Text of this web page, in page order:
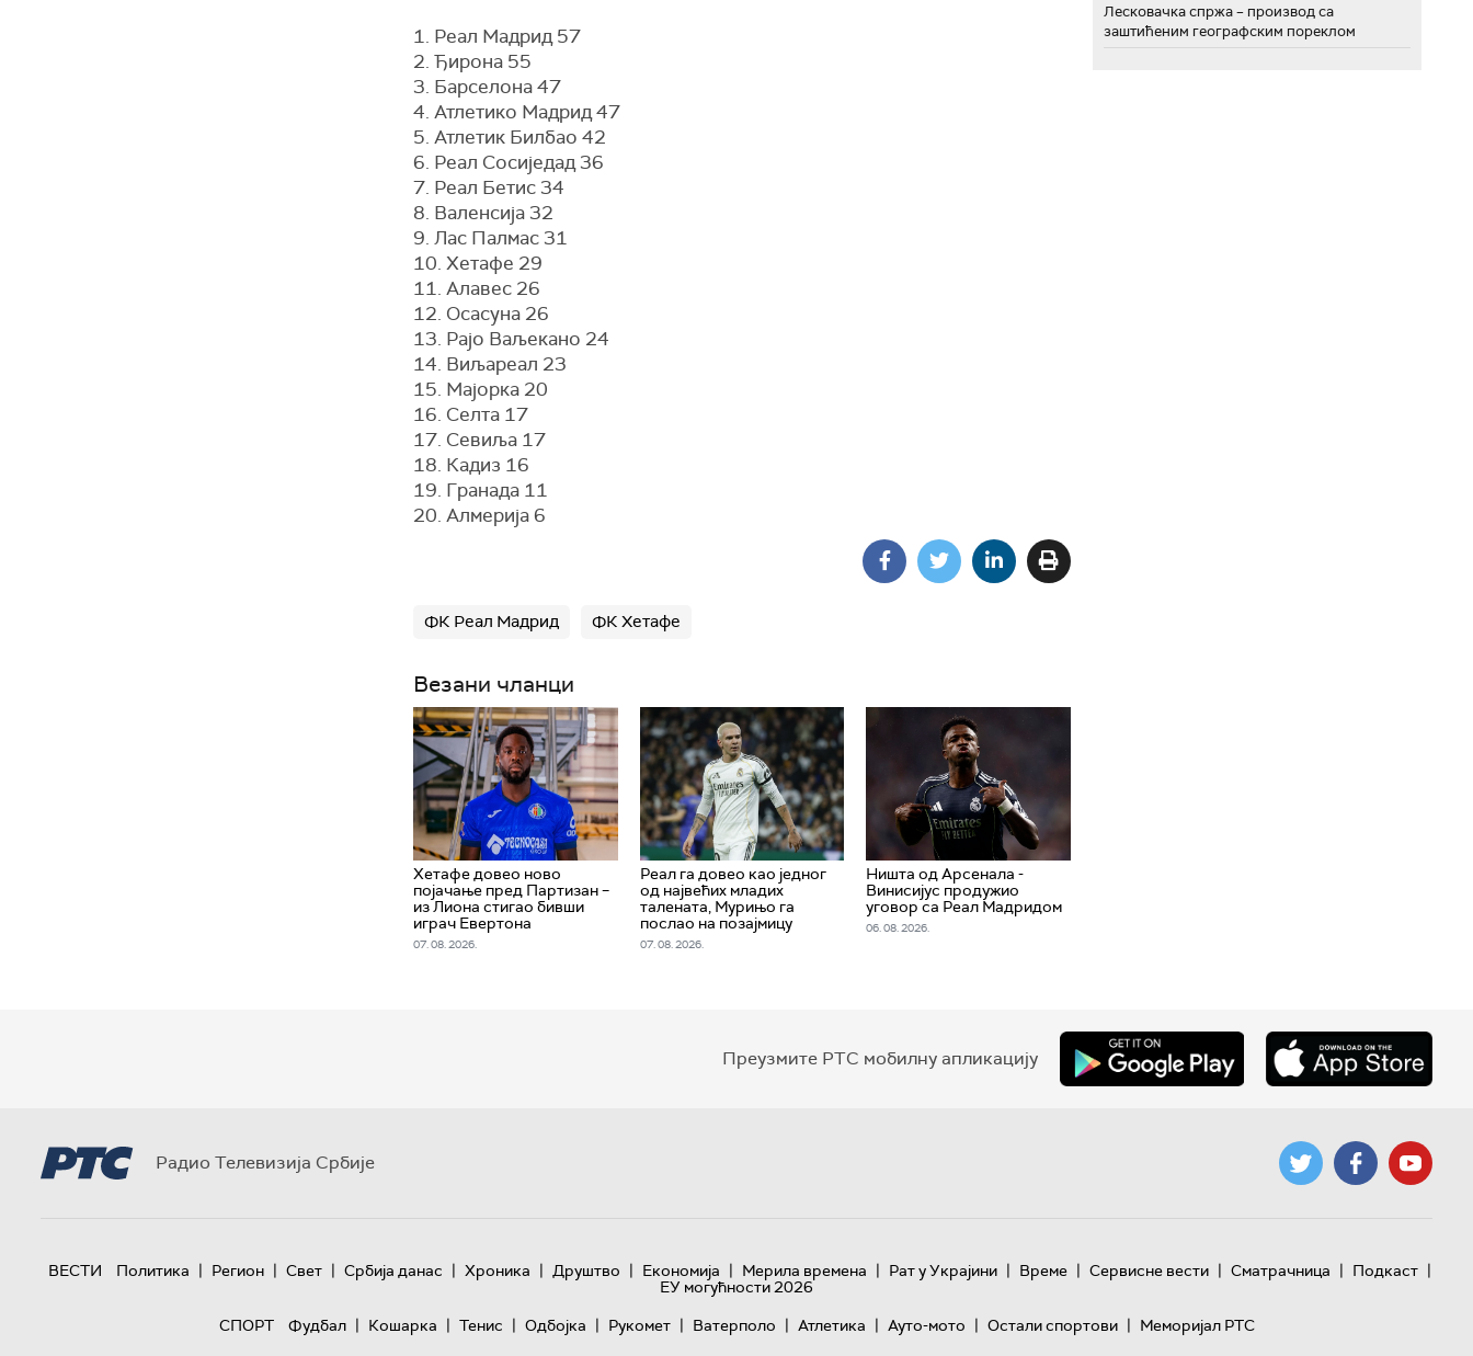
1. Реал Мадрид 57
2. Ђирона 55
3. Барселона 47
4. Атлетико Мадрид 47
5. Атлетик Билбао 42
6. Реал Сосиједад 36
7. Реал Бетис 34
8. Валенсија 32
9. Лас Палмас 31
10. Хетафе 29
11. Алавес 26
12. Осасуна 26
13. Рајо Ваљекано 24
14. Виљареал 23
15. Мајорка 20
16. Селта 17
17. Севиља 17
18. Кадиз 16
19. Гранада 11
20. Алмерија 6
ФК Реал Мадрид ФК Хетафе
Везани чланци
Хетафе довео ново
појачање пред Партизан –
из Лиона стигао бивши
играч Евертона
07. 08. 2026.
Реал га довео као једног
од највећих младих
талената, Мурињо га
послао на позајмицу
07. 08. 2026.
Ништа од Арсенала -
Винисијус продужио
уговор са Реал Мадридом
06. 08. 2026.
Лесковачка спржа – производ са
заштићеним географским пореклом
Преузмите РТС мобилну апликацију
Радио Телевизија Србије
ВЕСТИ Политика | Регион | Свет | Србија данас | Хроника | Друштво | Економија | Мерила времена | Рат у Украјини | Време | Сервисне вести | Сматрачница | Подкаст |
ЕУ могућности 2026
СПОРТ
Фудбал | Кошарка | Тенис | Одбојка | Рукомет | Ватерполо | Атлетика | Ауто-мото | Остали спортови | Меморијал РТС